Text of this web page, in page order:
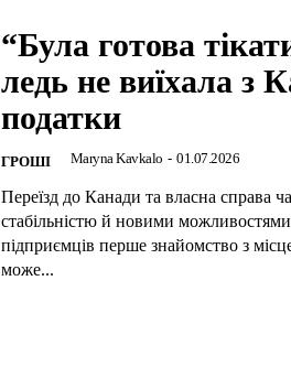
“Була готова
ледь не виїхала з
податки
ГРОШІ Maryna Kavkalo - 01.07.2026
Переїзд до Канади та власна справа
стабільністю й новими
підприємців перше знайомство з
може...